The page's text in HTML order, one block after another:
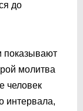
до
показывают
молитва
человек
интервала,